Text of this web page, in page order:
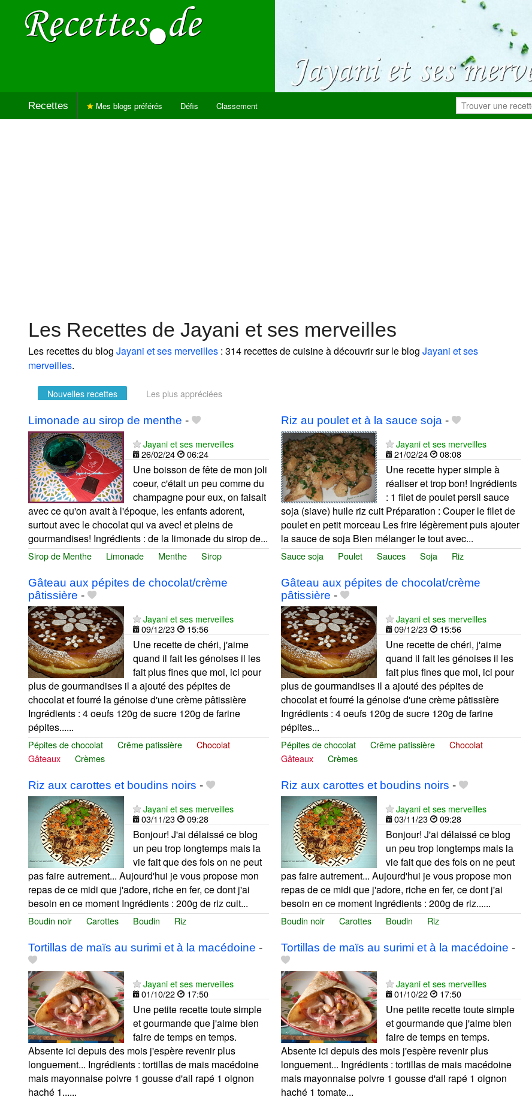
Recettes Mes blogs préférés Défis Classement
Les Recettes de Jayani et ses merveilles
Les recettes du blog Jayani et ses merveilles : 314 recettes de cuisine à découvrir sur le blog Jayani et ses
merveilles.
Nouvelles recettes Les plus appréciées
Limonade au sirop de menthe -
Jayani et ses merveilles
26/02/24
06:24
Une boisson de fête de mon joli
coeur, c'était un peu comme du
champagne pour eux, on faisait
avec ce qu'on avait à l'époque, les enfants adorent,
surtout avec le chocolat qui va avec! et pleins de
gourmandises! Ingrédients : de la limonade du sirop de...
Sirop de Menthe Limonade Menthe Sirop
Riz au poulet et à la sauce soja -
Jayani et ses merveilles
21/02/24
08:08
Une recette hyper simple à
réaliser et trop bon! Ingrédients
: 1 filet de poulet persil sauce
soja (siave) huile riz cuit Préparation : Couper le filet de
poulet en petit morceau Les frire légèrement puis ajouter
la sauce de soja Bien mélanger le tout avec...
Sauce soja Poulet Sauces Soja Riz
Gâteau aux pépites de chocolat/crème
pâtissière -
Jayani et ses merveilles
09/12/23
15:56
Une recette de chéri, j'aime
quand il fait les génoises il les
fait plus fines que moi, ici pour
plus de gourmandises il a ajouté des pépites de
chocolat et fourré la génoise d'une crème pâtissière
Ingrédients : 4 oeufs 120g de sucre 120g de farine
pépites......
Pépites de chocolat Crême patissière
Chocolat
Gâteaux
Crèmes
Gâteau aux pépites de chocolat/crème
pâtissière -
Jayani et ses merveilles
09/12/23
15:56
Une recette de chéri, j'aime
quand il fait les génoises il les
fait plus fines que moi, ici pour
plus de gourmandises il a ajouté des pépites de
chocolat et fourré la génoise d'une crème pâtissière
Ingrédients : 4 oeufs 120g de sucre 120g de farine
pépites...
Pépites de chocolat Crême patissière
Chocolat
Gâteaux
Crèmes
Riz aux carottes et boudins noirs -
Jayani et ses merveilles
03/11/23
09:28
Bonjour! J'ai délaissé ce blog
un peu trop longtemps mais la
vie fait que des fois on ne peut
pas faire autrement... Aujourd'hui je vous propose mon
repas de ce midi que j'adore, riche en fer, ce dont j'ai
besoin en ce moment Ingrédients : 200g de riz cuit...
Boudin noir Carottes Boudin Riz
Riz aux carottes et boudins noirs -
Jayani et ses merveilles
03/11/23
09:28
Bonjour! J'ai délaissé ce blog
un peu trop longtemps mais la
vie fait que des fois on ne peut
pas faire autrement... Aujourd'hui je vous propose mon
repas de ce midi que j'adore, riche en fer, ce dont j'ai
besoin en ce moment Ingrédients : 200g de riz......
Boudin noir Carottes Boudin Riz
Tortillas de maïs au surimi et à la macédoine -
Jayani et ses merveilles
01/10/22
17:50
Une petite recette toute simple
et gourmande que j'aime bien
faire de temps en temps.
Absente ici depuis des mois j'espère revenir plus
longuement... Ingrédients : tortillas de mais macédoine
mais mayonnaise poivre 1 gousse d'ail rapé 1 oignon
haché 1......
Tortillas de maïs au surimi et à la macédoine -
Jayani et ses merveilles
01/10/22
17:50
Une petite recette toute simple
et gourmande que j'aime bien
faire de temps en temps.
Absente ici depuis des mois j'espère revenir plus
longuement... Ingrédients : tortillas de mais macédoine
mais mayonnaise poivre 1 gousse d'ail rapé 1 oignon
haché 1 tomate...